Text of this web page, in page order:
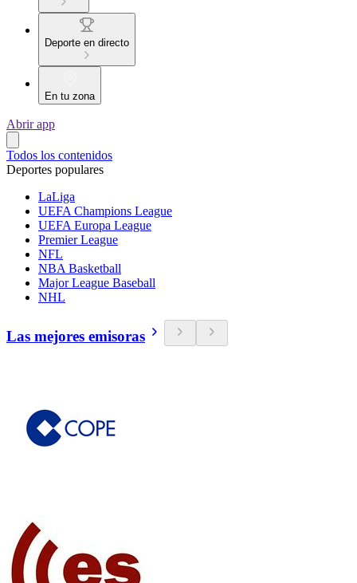
Deporte en directo
En tu zona
Abrir app
Todos los contenidos
Deportes populares
LaLiga
UEFA Champions League
UEFA Europa League
Premier League
NFL
NBA Basketball
Major League Baseball
NHL
Las mejores emisoras